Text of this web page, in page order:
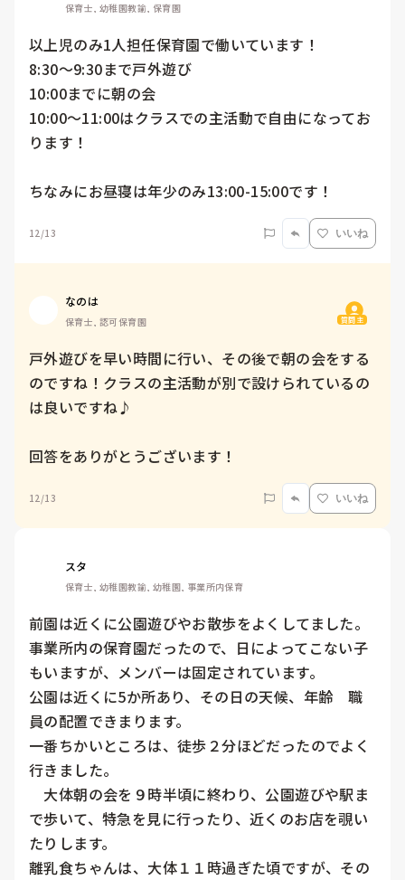
保育士, 幼稚園教諭, 保育園
以上児のみ1人担任保育園で働いています！
8:30〜9:30まで戸外遊び
10:00までに朝の会
10:00〜11:00はクラスでの主活動で自由になってお
ります！
ちなみにお昼寝は年少のみ13:00-15:00です！
12/13 いいね
なのは
保育士, 認可保育園 質問主
戸外遊びを早い時間に行い、その後で朝の会をする
のですね！クラスの主活動が別で設けられているの
は良いですね♪
回答をありがとうございます！
12/13 いいね
スタ
保育士, 幼稚園教諭, 幼稚園, 事業所内保育
前園は近くに公園遊びやお散歩をよくしてました。
事業所内の保育園だったので、日によってこない子
もいますが、メンバーは固定されています。
公園は近くに5か所あり、その日の天候、年齢　職
員の配置できまります。
一番ちかいところは、徒歩２分ほどだったのでよく
行きました。
大体朝の会を９時半頃に終わり、公園遊びや駅ま
で歩いて、特急を見に行ったり、近くのお店を覗い
たりします。
離乳食ちゃんは、大体１１時過ぎた頃ですが、その